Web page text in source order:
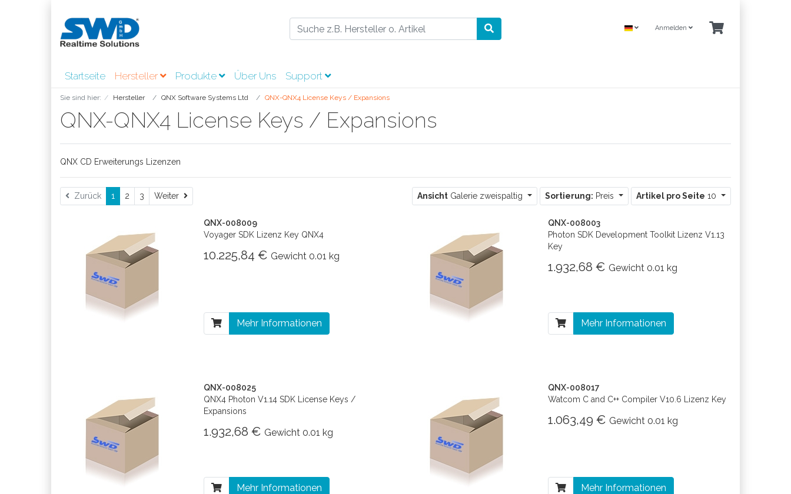
Anmelden
Startseite Hersteller Produkte Über Uns Support
Sie sind hier: Hersteller QNX Software Systems Ltd QNX-QNX4 License Keys / Expansions
QNX-QNX4 License Keys / Expansions
QNX CD Erweiterungs Lizenzen
Zurück 1 2 3 Weiter Weiter Ansicht Galerie zweispaltig Sortierung: Preis Artikel pro Seite 10
QNX-008009
Voyager SDK Lizenz Key QNX4
10.225,84 € Gewicht 0.01 kg
Mehr Informationen
QNX-008003
Photon SDK Development Toolkit Lizenz V1.13
Key
1.932,68 € Gewicht 0.01 kg
Mehr Informationen
QNX-008025
QNX4 Photon V1.14 SDK License Keys /
Expansions
1.932,68 € Gewicht 0.01 kg
Mehr Informationen
QNX-008017
Watcom C and C++ Compiler V10.6 Lizenz Key
1.063,49 € Gewicht 0.01 kg
Mehr Informationen